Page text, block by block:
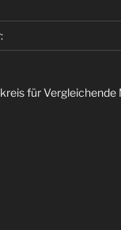
für Vergleichende